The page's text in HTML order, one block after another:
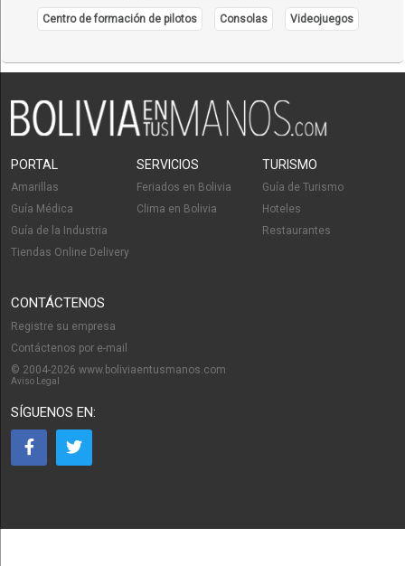
Centro de formación de pilotos Consolas Videojuegos
PORTAL
Amarillas
Guía Médica
Guía de la Industria
Tiendas Online Delivery
SERVICIOS
Feriados en Bolivia
Clima en Bolivia
TURISMO
Guía de Turismo
Hoteles
Restaurantes
CONTÁCTENOS
Registre su empresa
Contáctenos por e-mail
© 2004-2026 www.boliviaentusmanos.com
Aviso Legal
SÍGUENOS EN: